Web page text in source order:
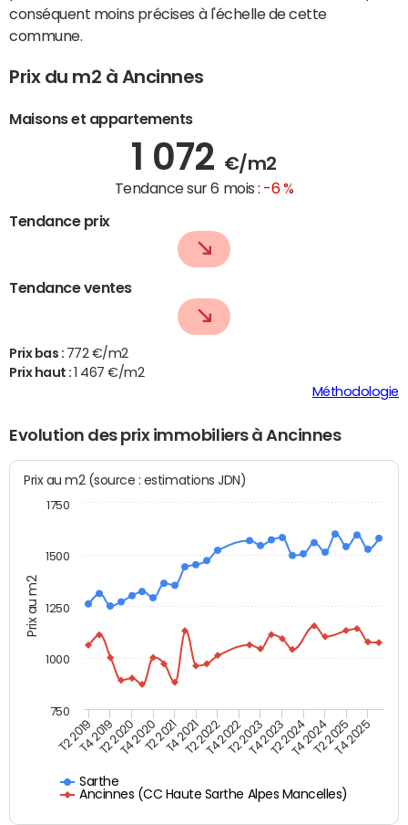
conséquent moins précises à l'échelle de cette
commune.
Prix du m2 à Ancinnes
Maisons et appartements
1 072 €/m2
Tendance sur 6 mois : -6 %
Tendance prix
Tendance ventes
Prix bas : 772 €/m2
Prix haut :
1 467 €/m2
Méthodologie
Evolution des prix immobiliers à Ancinnes
Prix au m2
Prix au m2 (source : estimations JDN)
Sarthe
Ancinnes (CC Haute Sarthe Alpes Mancelles)
T2 2019T4 2019T2 2020T4 2020T2 2021T4 2021T2 2022T4 2022T2 2023T4 2023T2 2024T4 2024T2 2025T4 2025
1000
750
1250
1500
1750